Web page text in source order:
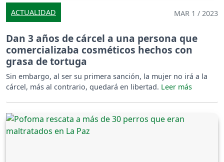
ACTUALIDAD MAR 1 / 2023
Dan 3 años de cárcel a una persona que
comercializaba cosméticos hechos con
grasa de tortuga
Sin embargo, al ser su primera sanción, la mujer no irá a la
cárcel, más al contrario, quedará en libertad.